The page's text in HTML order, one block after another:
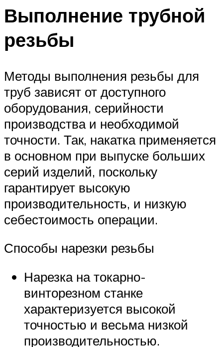
Выполнение трубной
резьбы
Методы выполнения резьбы для
труб зависят от доступного
оборудования, серийности
производства и необходимой
точности. Так, накатка применяется
в основном при выпуске больших
серий изделий, поскольку
гарантирует высокую
производительность, и низкую
себестоимость операции.
Способы нарезки резьбы
Нарезка на токарно-
винторезном станке
характеризуется высокой
точностью и весьма низкой
производительностью.